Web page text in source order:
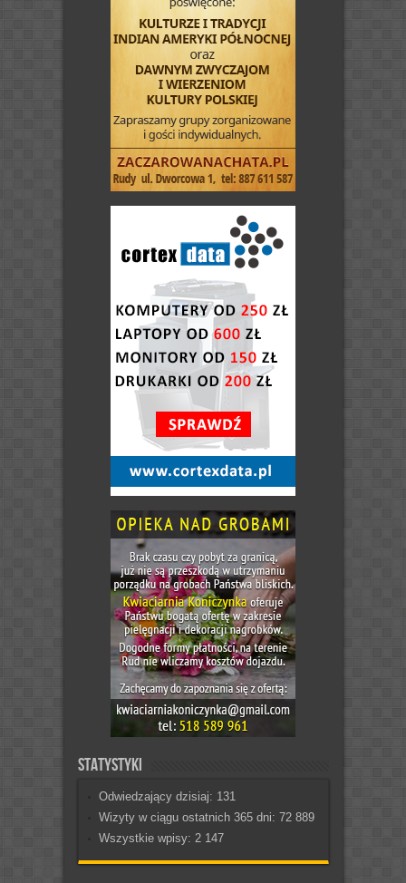
Statystyki
Odwiedzający dzisiaj: 131
Wizyty w ciągu ostatnich 365 dni: 72 889
Wszystkie wpisy: 2 147